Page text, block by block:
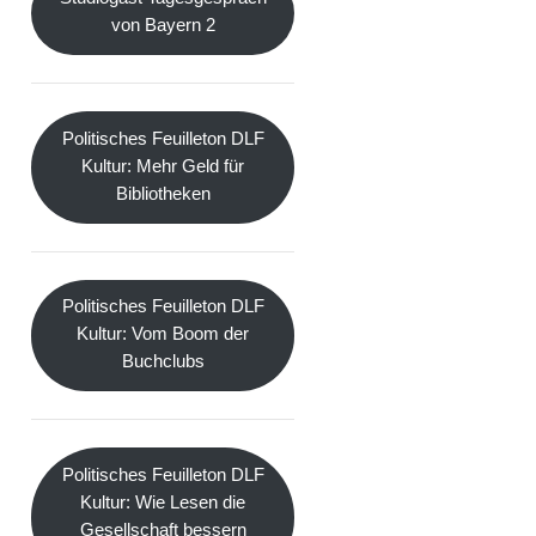
von Bayern 2
Politisches Feuilleton DLF
Kultur: Mehr Geld für
Bibliotheken
Politisches Feuilleton DLF
Kultur: Vom Boom der
Buchclubs
Politisches Feuilleton DLF
Kultur: Wie Lesen die
Gesellschaft bessern